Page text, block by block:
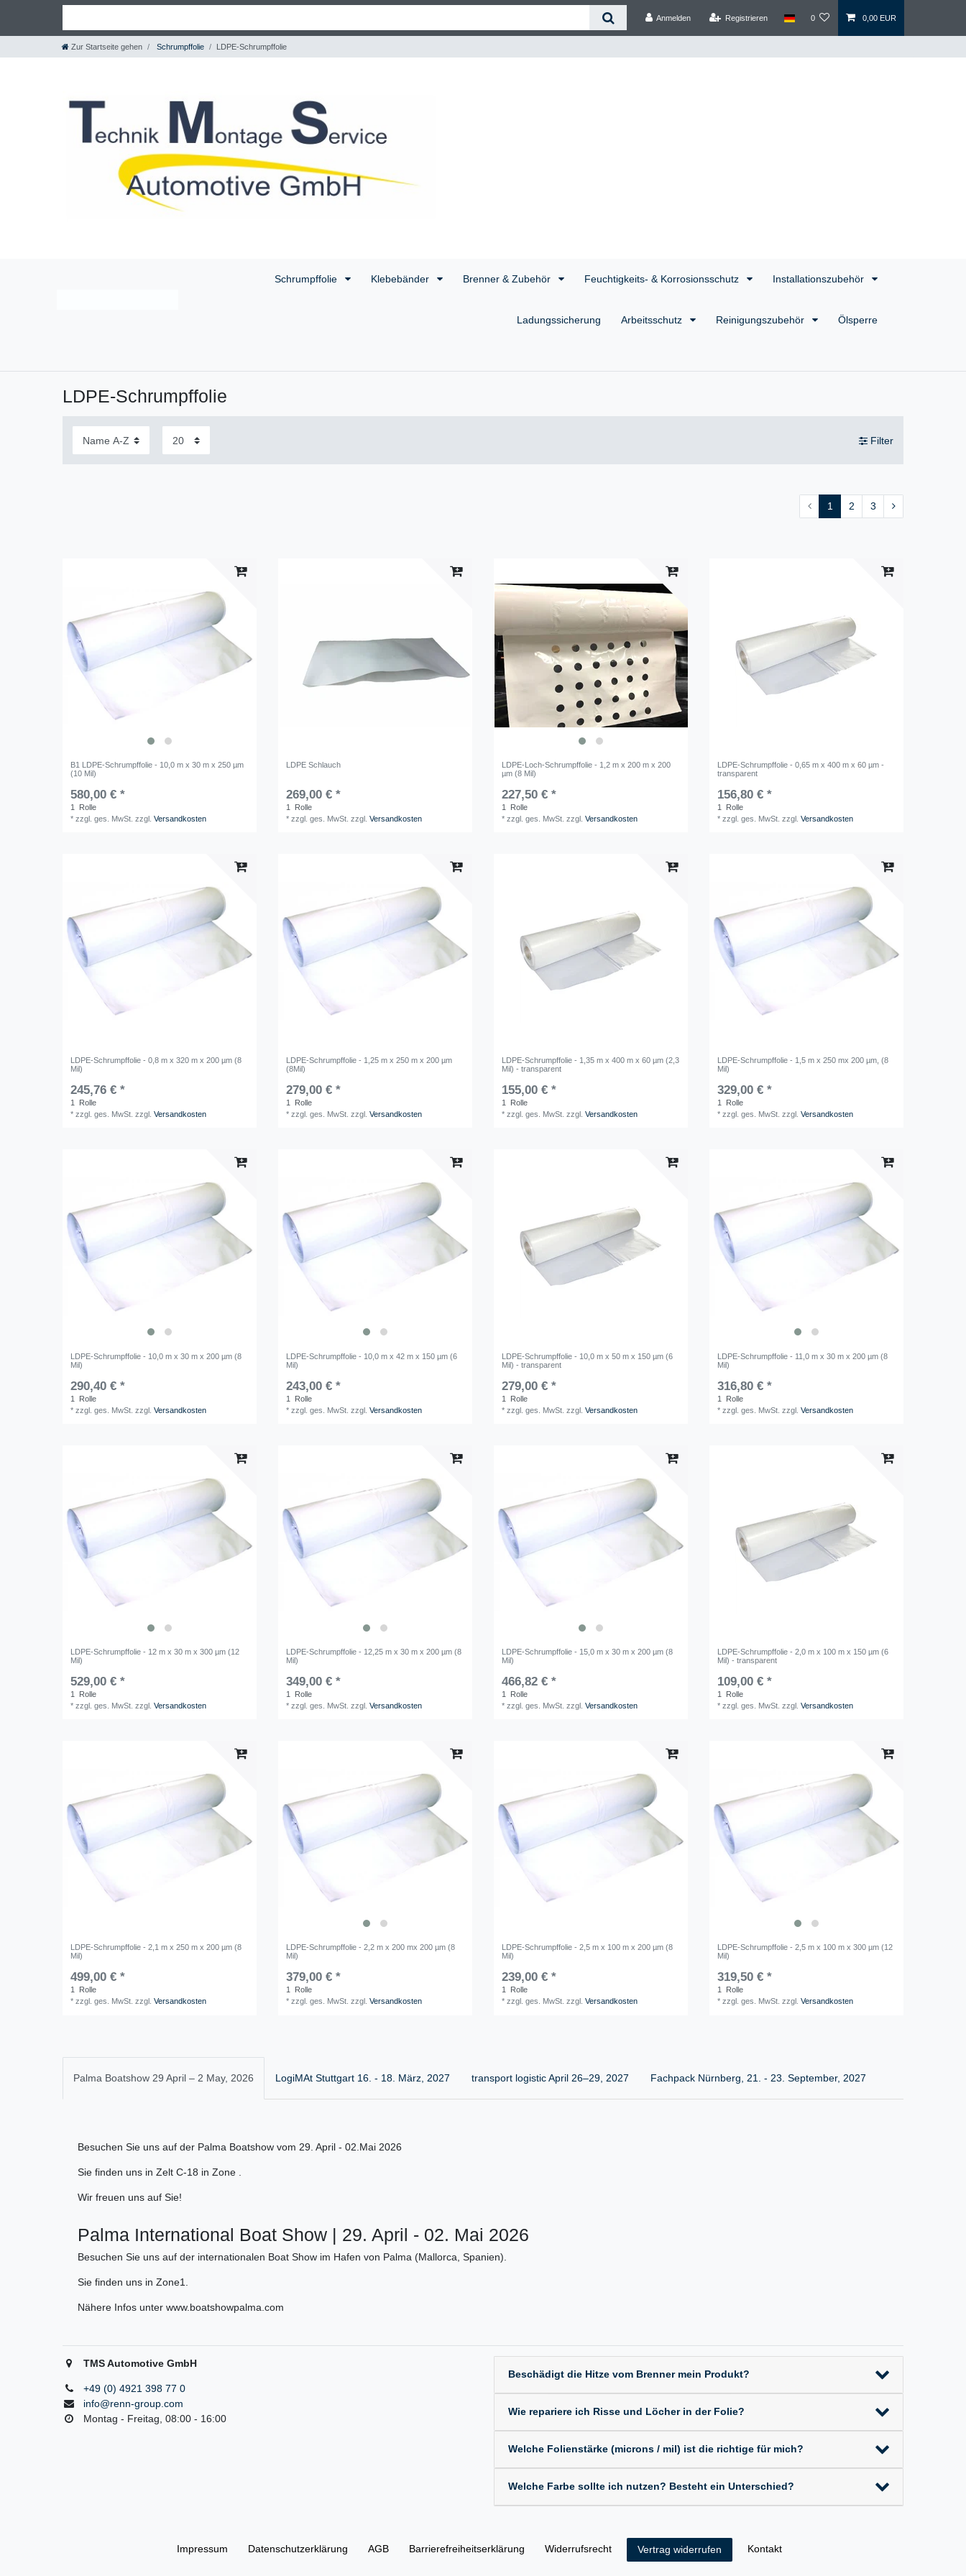
Anmelden Registrieren 0 0,00 EUR
Zur Startseite gehen Schrumpffolie LDPE-Schrumpffolie
Schrumpffolie Klebebänder Brenner & Zubehör Feuchtigkeits- & Korrosionsschutz Installationszubehör
Ladungssicherung Arbeitsschutz Reinigungszubehör Ölsperre
LDPE-Schrumpffolie
Filter
1 2 3
B1 LDPE-Schrumpffolie - 10,0 m x 30 m x 250 µm
(10 Mil)
580,00 € *
1
Rolle
*zzgl. ges. MwSt. zzgl.Versandkosten
LDPE Schlauch
269,00 € *
1
Rolle
*zzgl. ges. MwSt. zzgl.Versandkosten
LDPE-Loch-Schrumpffolie - 1,2 m x 200 m x 200
µm (8 Mil)
227,50 € *
1
Rolle
*zzgl. ges. MwSt. zzgl.Versandkosten
LDPE-Schrumpffolie - 0,65 m x 400 m x 60 µm -
transparent
156,80 € *
1
Rolle
*zzgl. ges. MwSt. zzgl.Versandkosten
LDPE-Schrumpffolie - 0,8 m x 320 m x 200 µm (8
Mil)
245,76 € *
1
Rolle
*zzgl. ges. MwSt. zzgl.Versandkosten
LDPE-Schrumpffolie - 1,25 m x 250 m x 200 µm
(8Mil)
279,00 € *
1
Rolle
*zzgl. ges. MwSt. zzgl.Versandkosten
LDPE-Schrumpffolie - 1,35 m x 400 m x 60 µm (2,3
Mil) - transparent
155,00 € *
1
Rolle
*zzgl. ges. MwSt. zzgl.Versandkosten
LDPE-Schrumpffolie - 1,5 m x 250 mx 200 µm, (8
Mil)
329,00 € *
1
Rolle
*zzgl. ges. MwSt. zzgl.Versandkosten
LDPE-Schrumpffolie - 10,0 m x 30 m x 200 µm (8
Mil)
290,40 € *
1
Rolle
*zzgl. ges. MwSt. zzgl.Versandkosten
LDPE-Schrumpffolie - 10,0 m x 42 m x 150 µm (6
Mil)
243,00 € *
1
Rolle
*zzgl. ges. MwSt. zzgl.Versandkosten
LDPE-Schrumpffolie - 10,0 m x 50 m x 150 µm (6
Mil) - transparent
279,00 € *
1
Rolle
*zzgl. ges. MwSt. zzgl.Versandkosten
LDPE-Schrumpffolie - 11,0 m x 30 m x 200 µm (8
Mil)
316,80 € *
1
Rolle
*zzgl. ges. MwSt. zzgl.Versandkosten
LDPE-Schrumpffolie - 12 m x 30 m x 300 µm (12
Mil)
529,00 € *
1
Rolle
*zzgl. ges. MwSt. zzgl.Versandkosten
LDPE-Schrumpffolie - 12,25 m x 30 m x 200 µm (8
Mil)
349,00 € *
1
Rolle
*zzgl. ges. MwSt. zzgl.Versandkosten
LDPE-Schrumpffolie - 15,0 m x 30 m x 200 µm (8
Mil)
466,82 € *
1
Rolle
*zzgl. ges. MwSt. zzgl.Versandkosten
LDPE-Schrumpffolie - 2,0 m x 100 m x 150 µm (6
Mil) - transparent
109,00 € *
1
Rolle
*zzgl. ges. MwSt. zzgl.Versandkosten
LDPE-Schrumpffolie - 2,1 m x 250 m x 200 µm (8
Mil)
499,00 € *
1
Rolle
*zzgl. ges. MwSt. zzgl.Versandkosten
LDPE-Schrumpffolie - 2,2 m x 200 mx 200 µm (8
Mil)
379,00 € *
1
Rolle
*zzgl. ges. MwSt. zzgl.Versandkosten
LDPE-Schrumpffolie - 2,5 m x 100 m x 200 µm (8
Mil)
239,00 € *
1
Rolle
*zzgl. ges. MwSt. zzgl.Versandkosten
LDPE-Schrumpffolie - 2,5 m x 100 m x 300 µm (12
Mil)
319,50 € *
1
Rolle
*zzgl. ges. MwSt. zzgl.Versandkosten
Palma Boatshow 29 April – 2 May, 2026 LogiMAt Stuttgart 16. - 18. März, 2027 transport logistic April 26–29, 2027 Fachpack Nürnberg, 21. - 23. September, 2027
Besuchen Sie uns auf der Palma Boatshow vom 29. April - 02.Mai 2026
Sie finden uns in Zelt C-18 in Zone .
Wir freuen uns auf Sie!
Palma International Boat Show | 29. April - 02. Mai 2026
Besuchen Sie uns auf der internationalen Boat Show im Hafen von Palma (Mallorca, Spanien).
Sie finden uns in Zone1.
Nähere Infos unter www.boatshowpalma.com
TMS Automotive GmbH
+49 (0) 4921 398 77 0
info@renn-group.com
Montag - Freitag, 08:00 - 16:00
Beschädigt die Hitze vom Brenner mein Produkt?
Wie repariere ich Risse und Löcher in der Folie?
Welche Folienstärke (microns / mil) ist die richtige für mich?
Welche Farbe sollte ich nutzen? Besteht ein Unterschied?
Impressum Daten­schutz­erklärung AGB Barrierefreiheitserklärung Widerrufs­recht Vertrag widerrufen Kontakt